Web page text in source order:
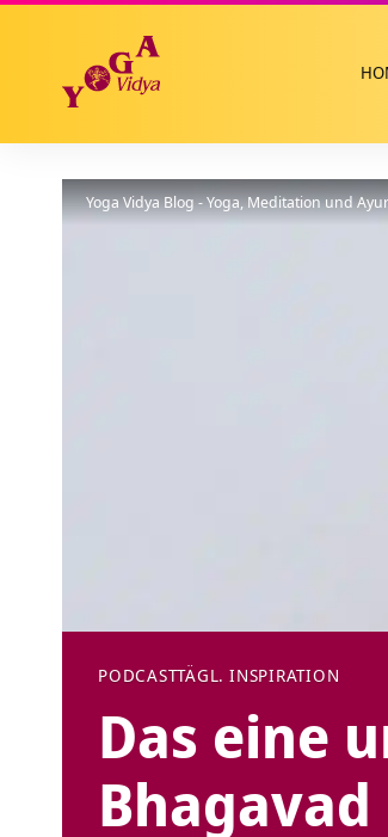
Yoga Vidya Blog - Yoga, Meditation und
PODCASTTÄGL. INSPIRATION
Das eine